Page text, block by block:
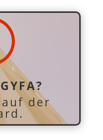
der